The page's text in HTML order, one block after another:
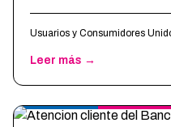
tramita
…
Usuarios y Consumidores
Leer más →